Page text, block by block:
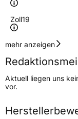
Zoll19
Lastindex91
Höchstlast615 kg
mehr anzeigen
Aktuell liegen uns
vor.